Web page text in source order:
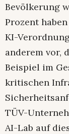
Bevölkerung
Prozent
KI-
anderem vor,
Beispiel im
kritischen
TÜV-
AI-Lab auf